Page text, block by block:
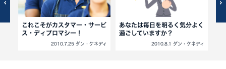
これこそがカスタマー・サービ
ス・ディプロマシー！
2010.7.25 ダン・ケネディ
あなたは毎日を明るく気分よく
過ごしていますか？
2010.8.1 ダン・ケネディ